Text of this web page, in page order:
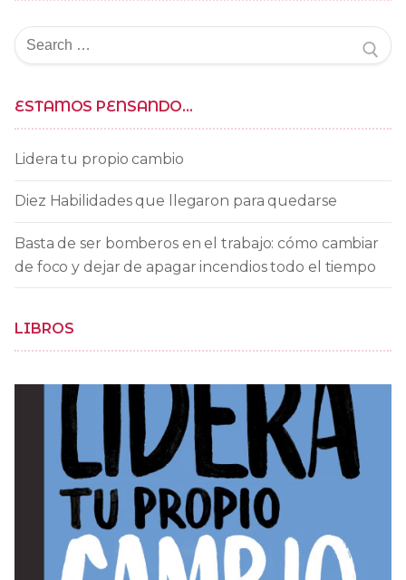
Buscar
por:
ESTAMOS PENSANDO…
Lidera tu propio cambio
Diez Habilidades que llegaron para quedarse
Basta de ser bomberos en el trabajo: cómo cambiar
de foco y dejar de apagar incendios todo el tiempo
LIBROS